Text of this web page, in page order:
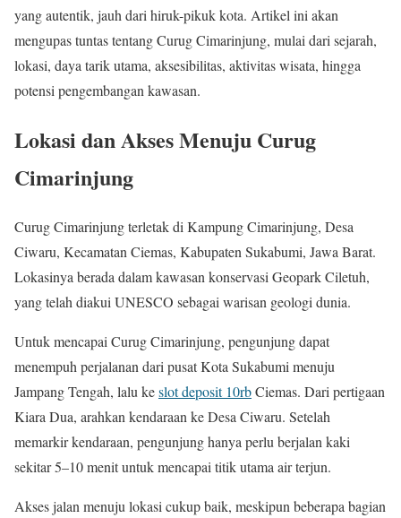
yang autentik, jauh dari hiruk-pikuk kota. Artikel ini akan
mengupas tuntas tentang Curug Cimarinjung, mulai dari sejarah,
lokasi, daya tarik utama, aksesibilitas, aktivitas wisata, hingga
potensi pengembangan kawasan.
Lokasi dan Akses Menuju Curug
Cimarinjung
Curug Cimarinjung terletak di Kampung Cimarinjung, Desa
Ciwaru, Kecamatan Ciemas, Kabupaten Sukabumi, Jawa Barat.
Lokasinya berada dalam kawasan konservasi Geopark Ciletuh,
yang telah diakui UNESCO sebagai warisan geologi dunia.
Untuk mencapai Curug Cimarinjung, pengunjung dapat
menempuh perjalanan dari pusat Kota Sukabumi menuju
Jampang Tengah, lalu keslot deposit 10rbCiemas. Dari pertigaan
Kiara Dua, arahkan kendaraan ke Desa Ciwaru. Setelah
memarkir kendaraan, pengunjung hanya perlu berjalan kaki
sekitar 5–10 menit untuk mencapai titik utama air terjun.
Akses jalan menuju lokasi cukup baik, meskipun beberapa bagian